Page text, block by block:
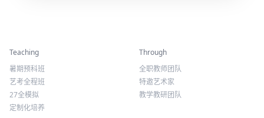
Teaching
暑期预科班
艺考全程班
27全模拟
定制化培养
Through
全职教师团队
特邀艺术家
教学教研团队